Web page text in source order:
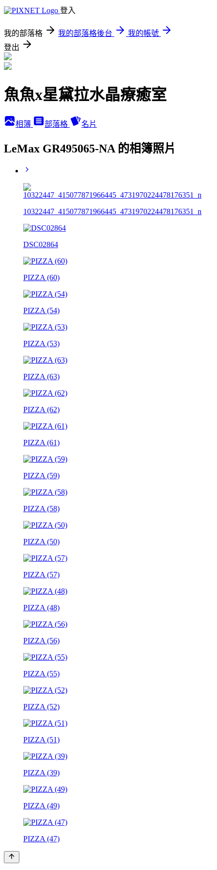
登入
我的部落格 我的部落格後台
我的帳號
登出
魚魚x星黛拉水晶療癒室
相簿 部落格 名片
LeMax GR495065-NA 的相簿照片
10322447_415077871966445_4731970224478176351_n
DSC02864
PIZZA (60)
PIZZA (54)
PIZZA (53)
PIZZA (63)
PIZZA (62)
PIZZA (61)
PIZZA (59)
PIZZA (58)
PIZZA (50)
PIZZA (57)
PIZZA (48)
PIZZA (56)
PIZZA (55)
PIZZA (52)
PIZZA (51)
PIZZA (39)
PIZZA (49)
PIZZA (47)